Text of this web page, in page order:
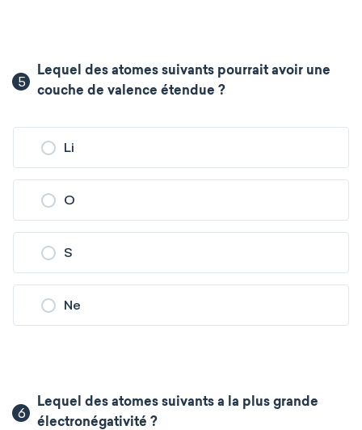
5
Lequel des atomes suivants pourrait avoir une
couche de valence étendue ?
Li
O
S
Ne
6
Lequel des atomes suivants a la plus grande
électronégativité ?